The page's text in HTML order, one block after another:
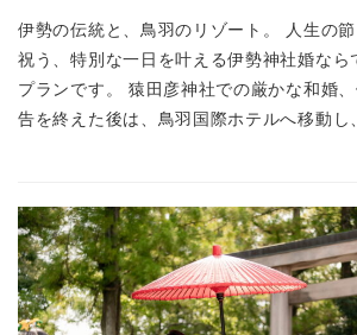
伊勢の伝統と、鳥羽のリゾート。 人生の節
祝う、特別な一日を叶える伊勢神社婚なら
プランです。 猿田彦神社での厳かな和婚
告を終えた後は、鳥羽国際ホテルへ移動